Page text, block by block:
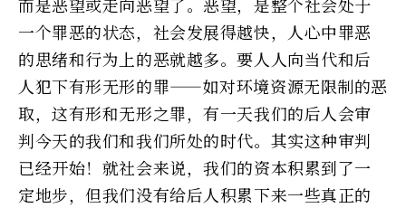
一个罪恶的状态，社会发展得越快，人心中罪恶
的思绪和行为上的恶就越多。要人人向当代和后
人犯下有形无形的罪——如对环境资源无限制的恶
取，这有形和无形之罪，有一天我们的后人会审
判今天的我们和我们所处的时代。其实这种审判
已经开始！就社会来说，我们的资本积累到了一
定地步，但我们没有给后人积累下来一些真正的